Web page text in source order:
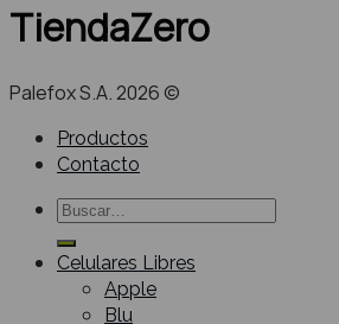
TiendaZero
Palefox S.A. 2026 ©
Productos
Contacto
Buscar
por:
Celulares Libres
Apple
Blu